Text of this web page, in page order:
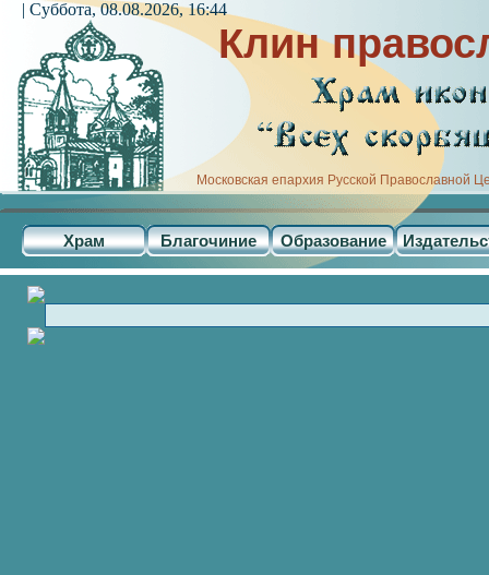
Клин
Московская епархия Русской Православной
Храм Благочиние Образование
| Суббота, 08.08.2026, 16:44